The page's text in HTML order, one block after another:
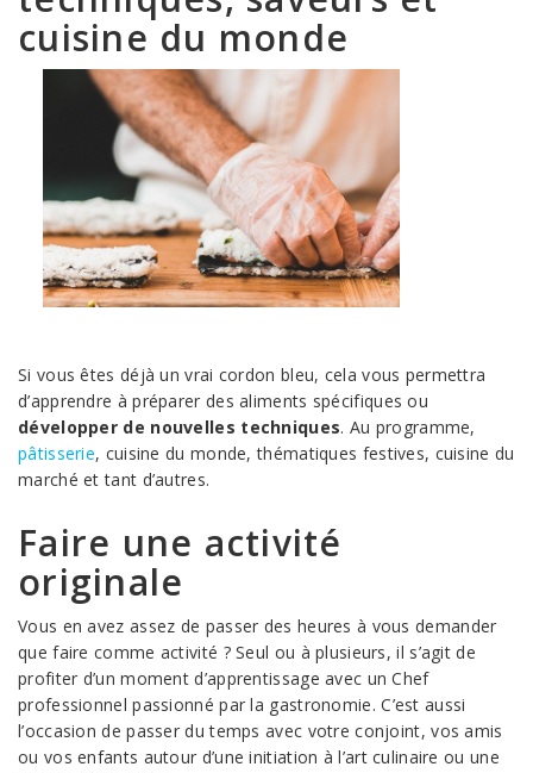
cuisine du monde
Si vous êtes déjà un vrai cordon bleu, cela vous permettra
d’apprendre à préparer des aliments spécifiques ou
développer de nouvelles techniques. Au programme,
pâtisserie, cuisine du monde, thématiques festives, cuisine du
marché et tant d’autres.
Faire une activité
originale
Vous en avez assez de passer des heures à vous demander
que faire comme activité ? Seul ou à plusieurs, il s’agit de
profiter d’un moment d’apprentissage avec un Chef
professionnel passionné par la gastronomie. C’est aussi
l’occasion de passer du temps avec votre conjoint, vos amis
ou vos enfants autour d’une initiation à l’art culinaire ou une